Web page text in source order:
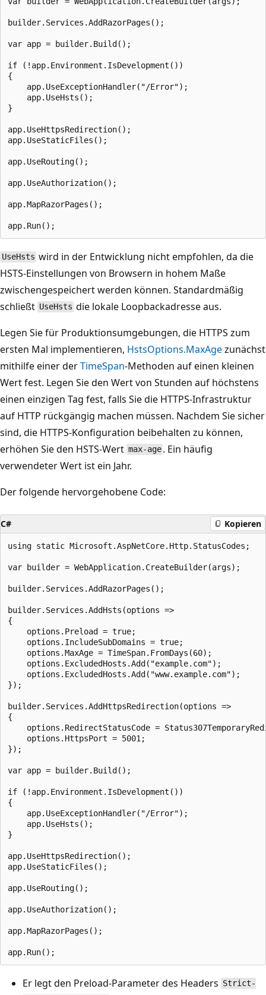
builder.Services.AddRazorPages();
var app = builder.Build();
if (!app.Environment.IsDevelopment())
{
    app.UseExceptionHandler("/Error");
    app.UseHsts();
}
app.UseHttpsRedirection();
app.UseStaticFiles();
app.UseRouting();
app.UseAuthorization();
app.MapRazorPages();
UseHsts wird in der Entwicklung nicht empfohlen, da die
HSTS-Einstellungen von Browsern in hohem Maße
zwischengespeichert werden können. Standardmäßig
schließt UseHsts die lokale Loopbackadresse aus.
Legen Sie für Produktionsumgebungen, die HTTPS zum
ersten Mal implementieren, HstsOptions.MaxAgezunächst
mithilfe einer derTimeSpan-Methoden auf einen kleinen
Wert fest. Legen Sie den Wert von Stunden auf höchstens
einen einzigen Tag fest, falls Sie die HTTPS-Infrastruktur
auf HTTP rückgängig machen müssen. Nachdem Sie sicher
sind, die HTTPS-Konfiguration beibehalten zu können,
erhöhen Sie den HSTS-Wert max-age . Ein häufig
verwendeter Wert ist ein Jahr.
Der folgende hervorgehobene Code:
C# Kopieren
using static Microsoft.AspNetCore.Http.StatusCodes;
var builder = WebApplication.CreateBuilder(args);
builder.Services.AddRazorPages();
builder.Services.AddHsts(options =>
{
    options.Preload = true;
    options.IncludeSubDomains = true;
    options.MaxAge = TimeSpan.FromDays(60);
    options.ExcludedHosts.Add("example.com");
    options.ExcludedHosts.Add("www.example.com");
});
builder.Services.AddHttpsRedirection(options =>
{
options.RedirectStatusCode =
    options.HttpsPort = 5001;
});
var app = builder.Build();
if (!app.Environment.IsDevelopment())
{
    app.UseExceptionHandler("/Error");
    app.UseHsts();
}
app.UseHttpsRedirection();
app.UseStaticFiles();
app.UseRouting();
app.UseAuthorization();
app.MapRazorPages();
Er legt den Preload-Parameter des Headers Strict-